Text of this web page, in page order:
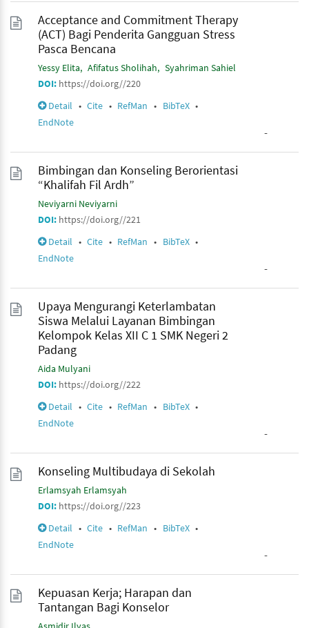
Acceptance and Commitment Therapy
(ACT) Bagi Penderita Gangguan Stress
Pasca Bencana
Yessy Elita Afifatus Sholihah
Syahriman Sahiel
DOI: https://doi.org//220
Detail • Cite • RefMan • BibTeX •
EndNote
-
Bimbingan dan Konseling Berorientasi
“Khalifah Fil Ardh”
Neviyarni Neviyarni
DOI: https://doi.org//221
Detail • Cite • RefMan • BibTeX •
EndNote
-
Upaya Mengurangi Keterlambatan
Siswa Melalui Layanan Bimbingan
Kelompok Kelas XII C 1 SMK Negeri 2
Padang
Aida Mulyani
DOI: https://doi.org//222
Detail • Cite • RefMan • BibTeX •
EndNote
-
Konseling Multibudaya di Sekolah
Erlamsyah Erlamsyah
DOI: https://doi.org//223
Detail • Cite • RefMan • BibTeX •
EndNote
-
Kepuasan Kerja; Harapan dan
Tantangan Bagi Konselor